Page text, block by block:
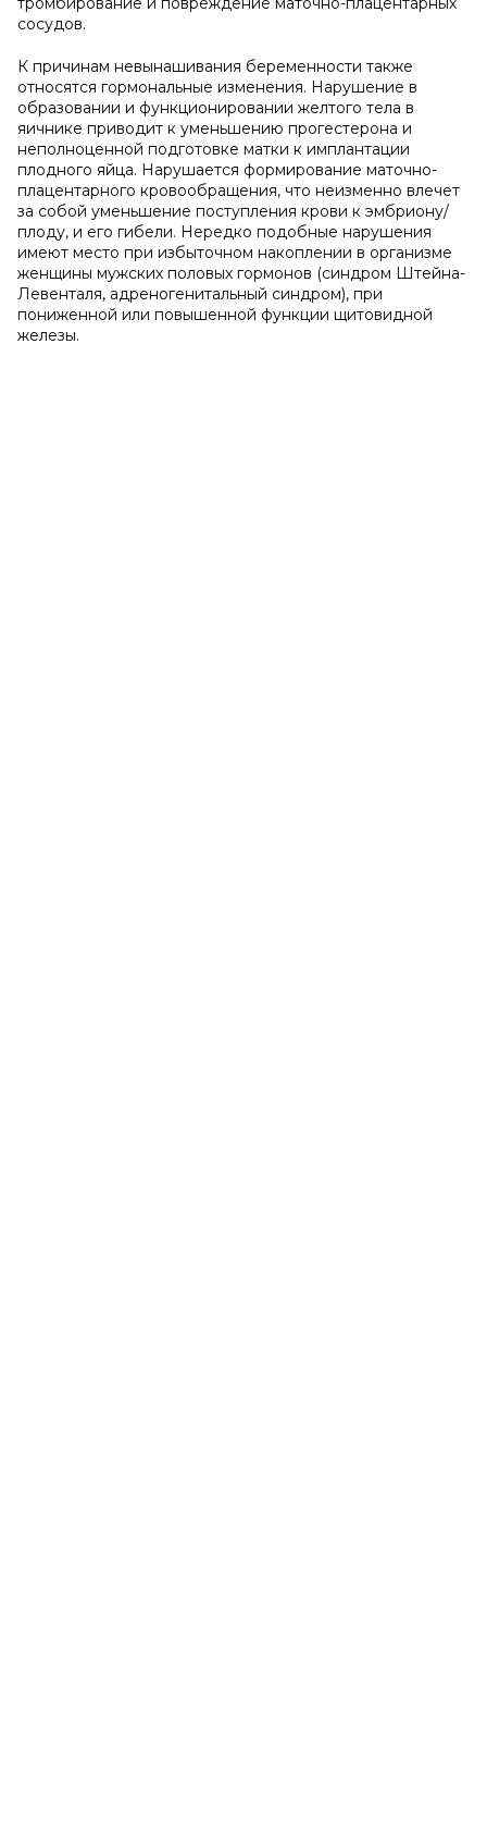
сосудов.
К причинам невынашивания беременности также
относятся гормональные изменения. Нарушение в
образовании и функционировании желтого тела в
яичнике приводит к уменьшению прогестерона и
неполноценной подготовке матки к имплантации
плодного яйца. Нарушается формирование маточно-
плацентарного кровообращения, что неизменно влечет
за собой уменьшение поступления крови к эмбриону/
плоду, и его гибели. Нередко подобные нарушения
имеют место при избыточном накоплении в организме
женщины мужских половых гормонов (синдром Штейна-
Левенталя, адреногенитальный синдром), при
пониженной или повышенной функции щитовидной
железы.